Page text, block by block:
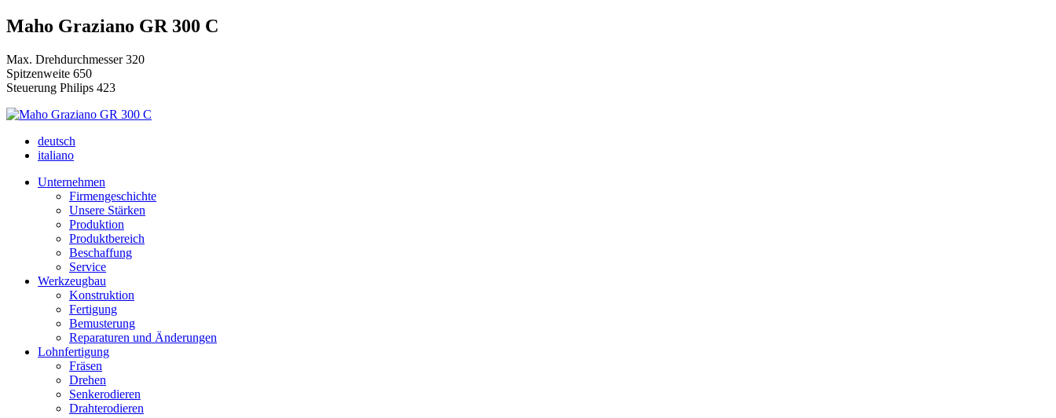
Maho Graziano GR 300 C
Max. Drehdurchmesser 320
Spitzenweite 650
Steuerung Philips 423
deutsch
italiano
Unternehmen
Firmengeschichte
Unsere Stärken
Produktion
Produktbereich
Beschaffung
Service
Werkzeugbau
Konstruktion
Fertigung
Bemusterung
Reparaturen und Änderungen
Lohnfertigung
Fräsen
Drehen
Senkerodieren
Drahterodieren